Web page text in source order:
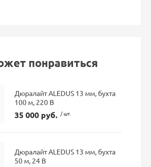
понравиться
Дюралайт ALEDUS 13 мм, бухта
100 м, 220 В
35 000 руб. / шт.
Дюралайт ALEDUS 13 мм, бухта
50 м, 24 В